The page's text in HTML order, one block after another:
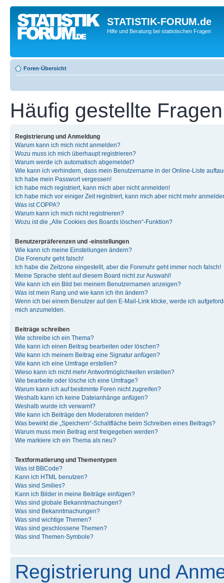
STATISTIK-FORUM.de
Hilfe und Beratung bei statistischen Fragen
Foren-Übersicht
Häufig gestellte Fragen
Registrierung und Anmeldung
Warum kann ich mich nicht anmelden?
Wozu muss ich mich überhaupt registrieren?
Warum werde ich automatisch abgemeldet?
Wie kann ich verhindern, dass mein Benutzername in der Online-Liste
Ich habe mein Passwort vergessen!
Ich habe mich registriert, kann mich aber nicht anmelden!
Ich habe mich vor einiger Zeit registriert, kann mich aber nicht mehr
Was ist COPPA?
Warum kann ich mich nicht registrieren?
Wozu ist die „Alle Cookies des Boards löschen“-Funktion?
Benutzerpräferenzen und -einstellungen
Wie kann ich meine Einstellungen ändern?
Die Forenuhr geht falsch!
Ich habe die Zeitzone eingestellt, aber die Forenuhr geht immer noch falsch!
Meine Sprache steht auf diesem Board nicht zur Auswahl!
Wie kann ich ein Bild bei meinem Benutzernamen anzeigen?
Was ist mein Rang und wie kann ich ihn ändern?
Wenn ich bei einem Benutzer auf den E-Mail-Link klicke, werde ich
mich anzumelden.
Beiträge schreiben
Wie schreibe ich ein Thema?
Wie kann ich einen Beitrag bearbeiten oder löschen?
Wie kann ich meinem Beitrag eine Signatur anfügen?
Wie kann ich eine Umfrage erstellen?
Wieso kann ich nicht mehr Antwortmöglichkeiten erstellen?
Wie bearbeite oder lösche ich eine Umfrage?
Warum kann ich auf bestimmte Foren nicht zugreifen?
Weshalb kann ich keine Dateianhänge anfügen?
Weshalb wurde ich verwarnt?
Wie kann ich Beiträge den Moderatoren melden?
Was bewirkt die „Speichern“-Schaltfläche beim Schreiben eines Beitrags?
Warum muss mein Beitrag erst freigegeben werden?
Wie markiere ich ein Thema als neu?
Textformatierung und Thementypen
Was ist BBCode?
Kann ich HTML benutzen?
Was sind Smilies?
Kann ich Bilder in meine Beiträge einfügen?
Was sind globale Bekanntmachungen?
Was sind Bekanntmachungen?
Was sind wichtige Themen?
Was sind geschlossene Themen?
Was sind Themen-Symbole?
Registrierung und